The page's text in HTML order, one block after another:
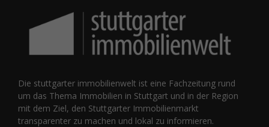
Die stuttgarter immobilienwelt ist eine Fachzeitung rund
um das Thema Immobilien in Stuttgart und in der Region
mit dem Ziel, den Stuttgarter Immobilienmarkt
transparenter zu machen und lokal zu informieren.